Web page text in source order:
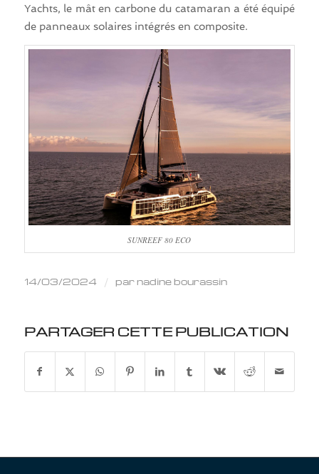
Yachts, le mât en carbone du catamaran a été équipé
de panneaux solaires intégrés en composite.
SUNREEF 80 ECO
14/03/2024 / parnadine bourassin
PARTAGER CETTE PUBLICATION